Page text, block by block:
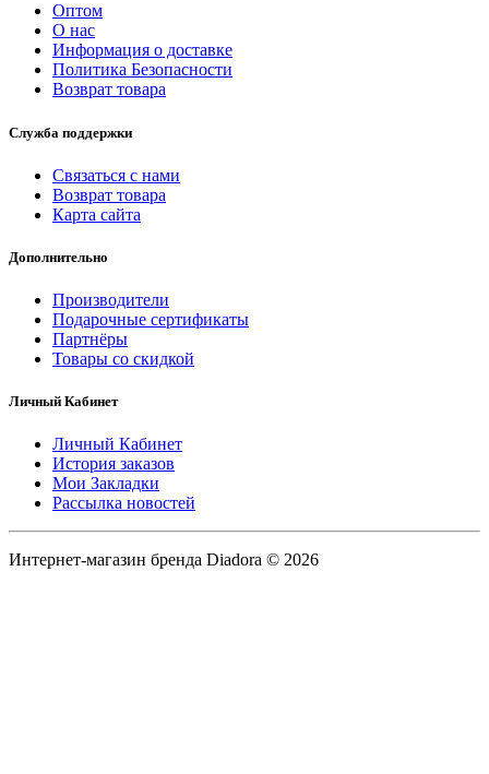
Оптом
О нас
Информация о доставке
Политика Безопасности
Возврат товара
Служба поддержки
Связаться с нами
Возврат товара
Карта сайта
Дополнительно
Производители
Подарочные сертификаты
Партнёры
Товары со скидкой
Личный Кабинет
Личный Кабинет
История заказов
Мои Закладки
Рассылка новостей
Интернет-магазин бренда Diadora © 2026